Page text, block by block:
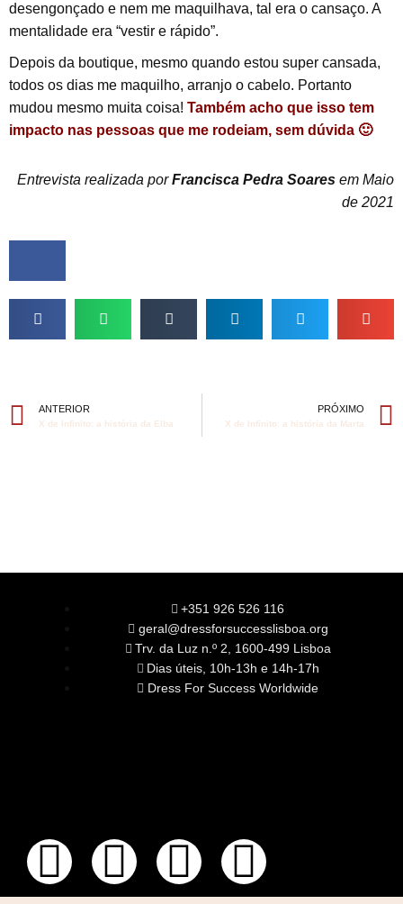
desengonçado e nem me maquilhava, tal era o cansaço. A
mentalidade era “vestir e rápido”.
Depois da boutique, mesmo quando estou super cansada,
todos os dias me maquilho, arranjo o cabelo. Portanto
mudou mesmo muita coisa! Também acho que isso tem
impacto nas pessoas que me rodeiam, sem dúvida 🙂
Entrevista realizada por Francisca Pedra Soares em Maio
de 2021
ANTERIOR
X de Infinito: a história da Elba
PRÓXIMO
X de Infinito: a história da Marta
+351 926 526 116
geral@dressforsuccesslisboa.org
Trv. da Luz n.º 2, 1600-499 Lisboa
Dias úteis, 10h-13h e 14h-17h
Dress For Success Worldwide